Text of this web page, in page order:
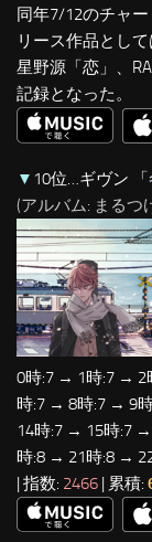
同年7/12のチャ
リース作品とし
星野源「恋」、
記録となった。
▼ 10位…ギヴン 「
(アルバム: まるつ
0時:7 → 1時:7 →
時:7 → 8時:7 → 9
14時:7 → 15時:7
時:8 → 21時:8 →
| 指数: 2466 | 累積: